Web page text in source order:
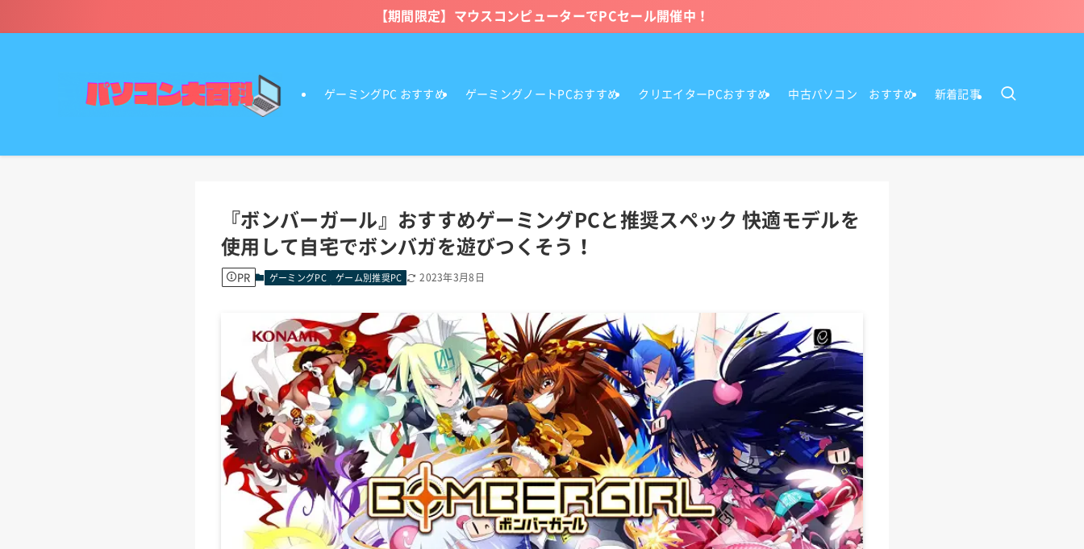
【期間限定】マウスコンピューターでPCセール開催中！
ゲーミングPC おすすめ ゲーミングノートPCおすすめ クリエイターPCおすすめ 中古パソコン おすすめ 新着記事
『ボンバーガール』おすすめゲーミングPCと推奨スペック 快適モデルを
使用して自宅でボンバガを遊びつくそう！
PR ゲーミングPC ゲーム別推奨PC 2023年3月8日